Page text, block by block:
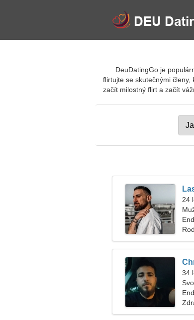
DeuDatingGo je
flirtujte se skutečnými
začít milostný flirt a začít
24
34